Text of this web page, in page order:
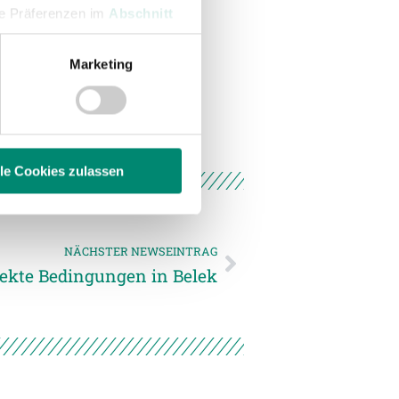
Präferenzen im Abschnitt
Verwendung unserer
Marketing
Cookies zulassen
NÄCHSTER NEWSEINTRAG
Bedingungen in Belek